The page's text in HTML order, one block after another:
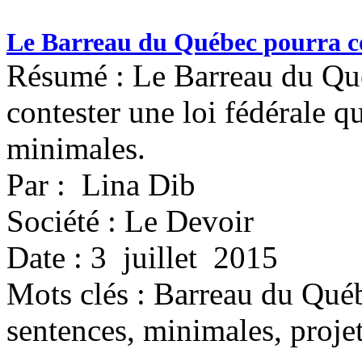
Le Barreau du Québec pourra
Résumé : Le Barreau du
contester une loi fédérale
minimales.
Par : Lina Dib
Société : Le Devoir
Date : 3 juillet 2015
Mots clés : Barreau du
sentences, minimales,